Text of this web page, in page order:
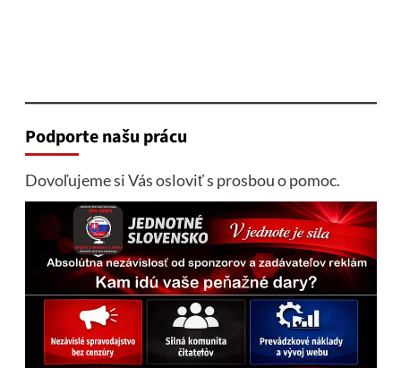
Podporte našu prácu
Dovoľujeme si Vás osloviť s prosbou o pomoc.